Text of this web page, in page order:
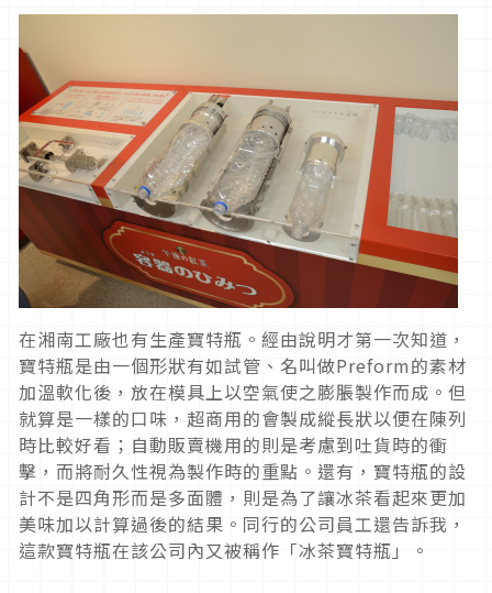
在湘南工廠也有生產寶特瓶。經由說明才第一次知道，
寶特瓶是由一個形狀有如試管、名叫做Preform的素材
加溫軟化後，放在模具上以空氣使之膨脹製作而成。但
就算是一樣的口味，超商用的會製成縱長狀以便在陳列
時比較好看；自動販賣機用的則是考慮到吐貨時的衝
擊，而將耐久性視為製作時的重點。還有，寶特瓶的設
計不是四角形而是多面體，則是為了讓冰茶看起來更加
美味加以計算過後的結果。同行的公司員工還告訴我，
這款寶特瓶在該公司內又被稱作「冰茶寶特瓶」。